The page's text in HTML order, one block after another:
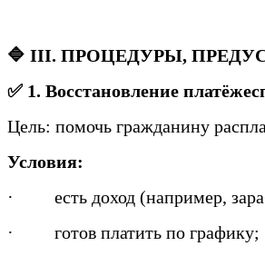
🔷 III. ПРОЦЕДУРЫ,
✅ 1. Восстановление
Цель: помочь гражданину
Условия:
· есть доход (например,
· готов платить по графику;